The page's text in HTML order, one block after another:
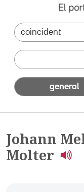
general
Johann
Molter